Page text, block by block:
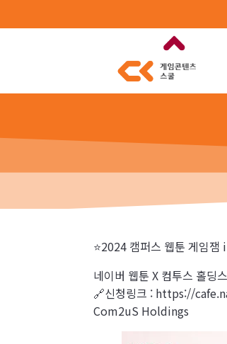
⭐️2024 캠퍼스 웹툰 게임잼
네이버 웹툰 X 컴투스 홀딩
🔗신청링크 : https://
Com2uS Holdings